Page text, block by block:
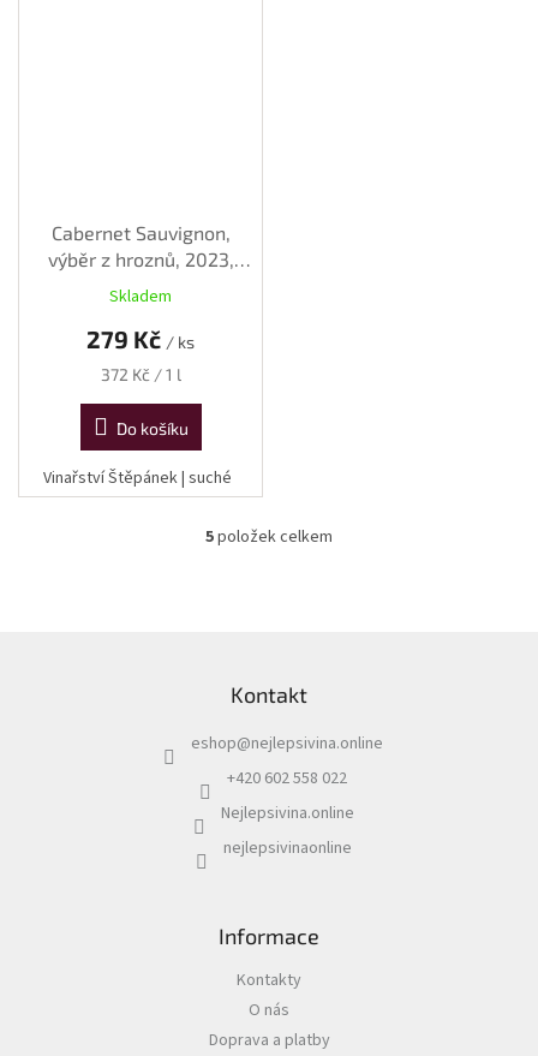
Cabernet Sauvignon,
výběr z hroznů, 2023,
suché, 0,75 l
Skladem
279 Kč / ks
Měrná
372 Kč / 1 l
Do košíku
Vinařství Štěpánek | suché
O
c
í
r
v
y
v
s
5položek celkem
Kontakt
eshop@nejlepsivina.online
+420 602 558 022
Nejlepsivina.online
nejlepsivinaonline
Informace
Kontakty
O nás
Doprava a platby